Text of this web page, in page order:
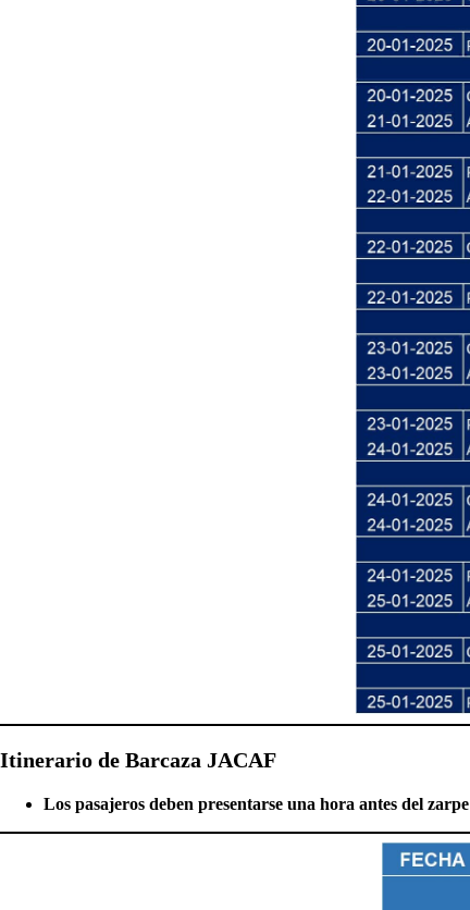
Itinerario de Barcaza JACAF
Los pasajeros deben presentarse una hora antes del zarpe